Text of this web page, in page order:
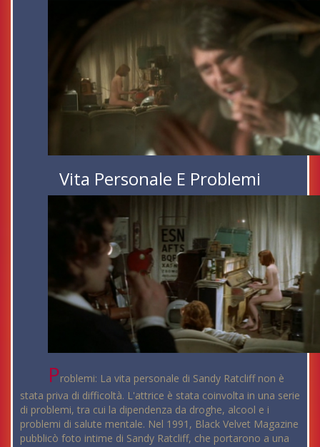
Vita Personale E Problemi
Problemi: La vita personale di Sandy Ratcliff non è
stata priva di difficoltà. L'attrice è stata coinvolta in una serie
di problemi, tra cui la dipendenza da droghe, alcool e i
problemi di salute mentale. Nel 1991, Black Velvet Magazine
pubblicò foto intime di Sandy Ratcliff, che portarono a una